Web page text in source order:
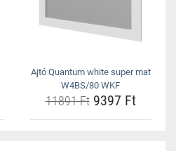
Ajtó Quantum white super mat
W4BS/80 WKF
11891 Ft9397 Ft